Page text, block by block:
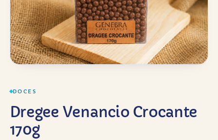
DOCES
Dregee Venancio Crocante
170g